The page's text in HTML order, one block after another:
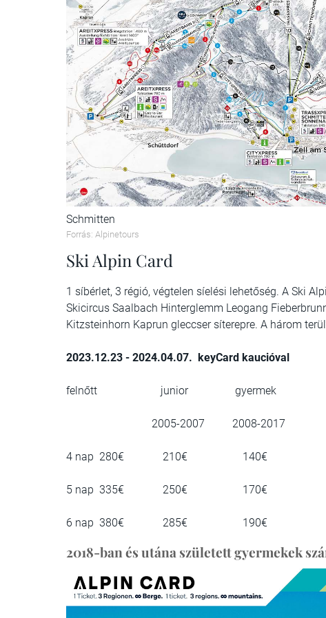
Schmitten
Forrás: Alpinetours
Ski Alpin Card
1 síbérlet, 3 régió, végtelen síelési lehetőség. A Ski
Skicircus Saalbach Hinterglemm Leogang
Kitzsteinhorn Kaprun gleccser síterepre. A három
2023.12.23 - 2024.04.07. keyCard kaucióval
felnőtt junior gyermek
2005-2007 2008-2017
4 nap 280€ 210€ 140€
5 nap 335€ 250€ 170€
6 nap 380€ 285€ 190€
2018-ban és utána született gyermekek